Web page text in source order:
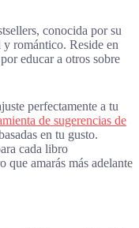
conocida por su
romántico. Reside en
educar a otros sobre
perfectamente a tu
de sugerencias de
en tu gusto.
cada libro
que amarás más adelante